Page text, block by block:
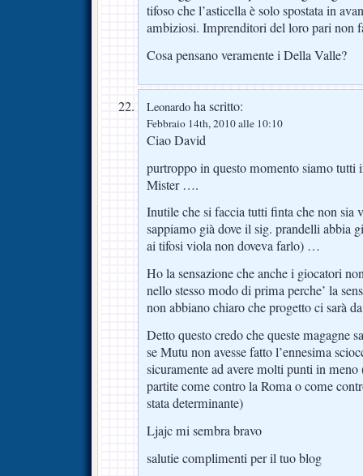
tifoso che l’asticella è solo spostata in
ambiziosi. Imprenditori del loro pari non
Cosa pensano veramente i Della Valle?
Leonardo ha scritto:
Febbraio 14th, 2010 alle 10:10
Ciao David
purtroppo in questo momento siamo tutti
Mister ….
Inutile che si faccia tutti finta che non sia
sappiamo già dove il sig. prandelli abbia
ai tifosi viola non doveva farlo) …
Ho la sensazione che anche i giocatori
nello stesso modo di prima perche’ la
non abbiano chiaro che progetto ci sarà
Detto questo credo che queste magagne
se Mutu non avesse fatto l’ennesima
sicuramente ad avere molti punti in
partite come contro la Roma o come
stata determinante)
Ljajc mi sembra bravo
salutie complimenti per il tuo blog